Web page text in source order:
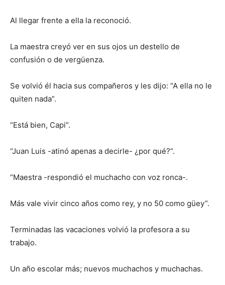
Al llegar frente a ella la reconoció.
La maestra creyó ver en sus ojos un destello de
confusión o de vergüenza.
Se volvió él hacia sus compañeros y les dijo: “A ella no le
quiten nada”.
“Está bien, Capi”.
“Juan Luis -atinó apenas a decirle- ¿por qué?”.
“Maestra -respondió el muchacho con voz ronca-.
Más vale vivir cinco años como rey, y no 50 como güey”.
Terminadas las vacaciones volvió la profesora a su
trabajo.
Un año escolar más; nuevos muchachos y muchachas.